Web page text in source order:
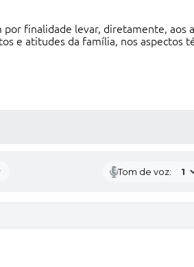
finalidade levar, diretamente,
e atitudes da família, nos aspectos
Tom de voz: